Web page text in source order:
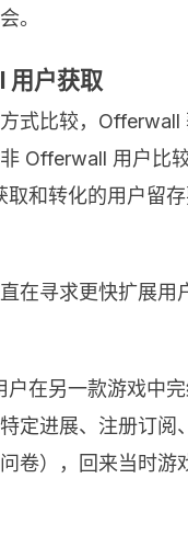
。
户获取
式比较，Offerwall
Offerwall 用户比
取和转化的用户留
在寻求更快扩展用
户在另一款游戏中
定进展、注册订阅
卷），回来当时游